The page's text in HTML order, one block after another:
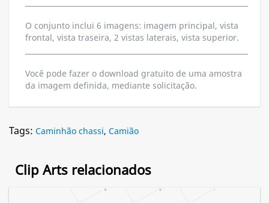
O conjunto inclui 6 imagens: imagem principal, vista
frontal, vista traseira, 2 vistas laterais, vista superior.
Você pode fazer o download gratuito de uma amostra
da imagem definida, mediante solicitação.
Tags: Caminhão chassi, Camião
Clip Arts relacionados